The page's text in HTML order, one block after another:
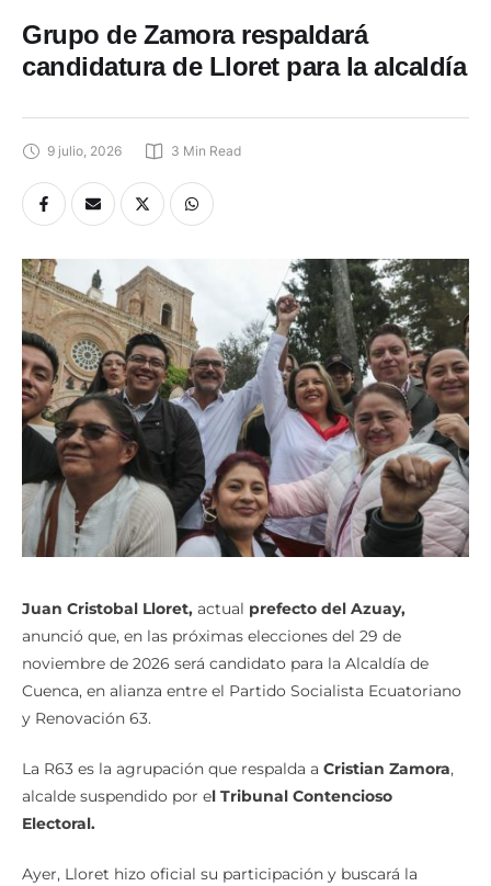
Grupo de Zamora respaldará
candidatura de Lloret para la alcaldía
9 julio, 2026 3 Min Read
Juan Cristobal Lloret, actual prefecto del Azuay,
anunció que, en las próximas elecciones del 29 de
noviembre de 2026 será candidato para la Alcaldía de
Cuenca, en alianza entre el Partido Socialista Ecuatoriano
y Renovación 63.
La R63 es la agrupación que respalda a Cristian Zamora,
alcalde suspendido por el Tribunal Contencioso
Electoral.
Ayer, Lloret hizo oficial su participación y buscará la